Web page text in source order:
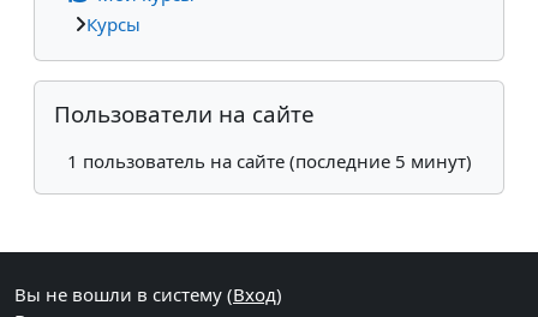
Курсы
Пропустить Пользователи на сайте
Пользователи на сайте
1 пользователь на сайте (последние 5 минут)
Дополнительные блоки
Вы не вошли в систему (Вход)